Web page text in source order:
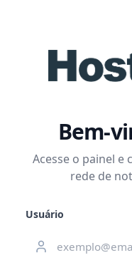
Bem-
Acesse o painel e
rede de
Usuário